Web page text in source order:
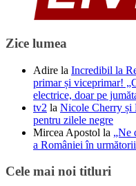
Zice lumea
Adire la Incredibil la
primar și viceprimar!
electrice, doar pe
tv2 la Nicole Cherry și
pentru zilele negre
Mircea Apostol la „Ne
a României în
Cele mai noi titluri